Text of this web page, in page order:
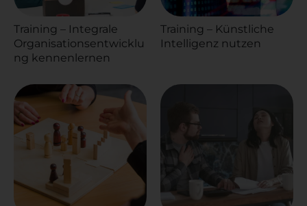
Training – Integrale
Organisationsentwicklu
ng kennenlernen
Training – Künstliche
Intelligenz nutzen